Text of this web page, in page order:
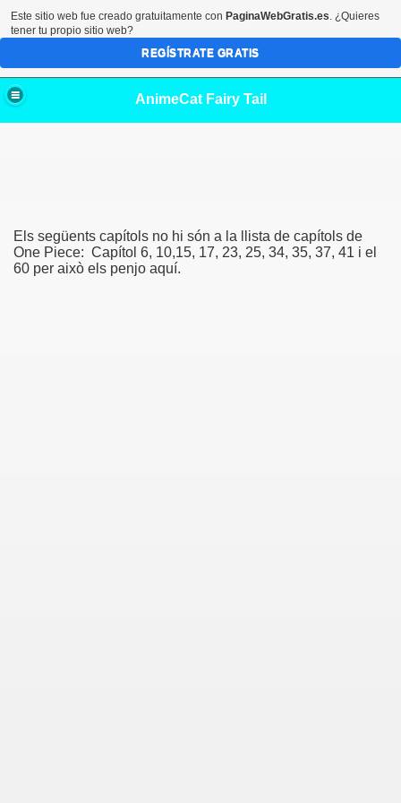
AnimeCat Fairy Tail
Els següents capítols no hi són a la llista de capítols de
One Piece: Capítol 6, 10,15, 17, 23, 25, 34, 35, 37, 41 i el
60 per això els penjo aquí.
Este sitio web fue creado gratuitamente con PaginaWebGratis.es. ¿Quieres
tener tu propio sitio web?
REGÍSTRATE GRATIS